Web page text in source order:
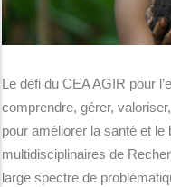
Le défi du CEA AGIR pour
comprendre, gérer,
pour améliorer la santé et
multidisciplinaires de
large spectre de